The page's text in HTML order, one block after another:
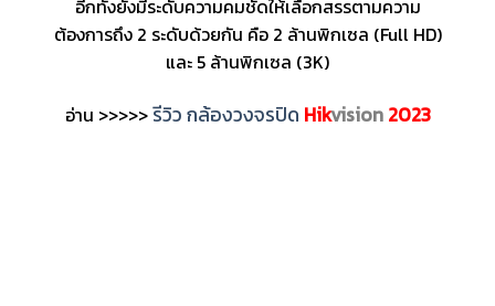
อีกทั้งยังมีระดับความคมชัดให้เลือกสรรตามความ
ต้องการถึง 2 ระดับด้วยกัน คือ 2 ล้านพิกเซล (Full HD)
และ 5 ล้านพิกเซล (3K)
อ่าน >>>>>รีวิว กล้องวงจรปิด Hikvision 2023